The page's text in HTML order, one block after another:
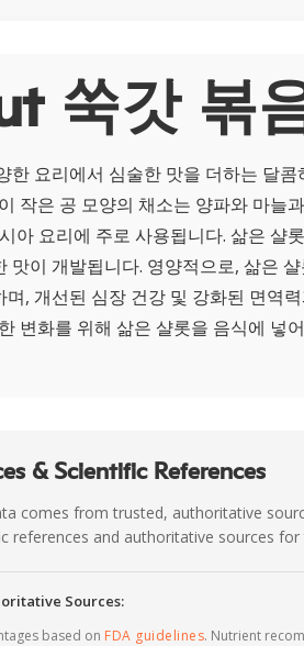
쑥갓 볶
한 요리에서 심술한 맛을 더하는 달
작은 공 모양의 채소는 양파와 마늘
아 요리에 주로 사용됩니다. 삶은 샬
맛이 개발됩니다. 영양적으로, 삶은
며, 개선된 심장 건강 및 강화된 면역
변화를 위해 삶은 샬롯을 음식에 넣
& Scientific References
comes from trusted, authoritative
references and authoritative sources
Sources:
based on FDA guidelines. Nutrient